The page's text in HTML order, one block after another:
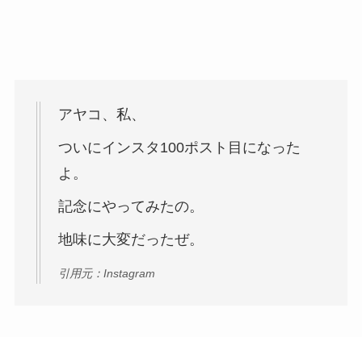
アヤコ、私、
ついにインスタ100ポスト目になった
よ。
記念にやってみたの。
地味に大変だったぜ。
引用元：Instagram